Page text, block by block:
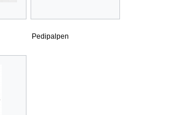
Pedipalpen